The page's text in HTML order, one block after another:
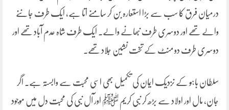
درمیان فرق کا سب سے بڑا استعارہ بن کر سامنے اتا ہے، ایک طرف جاننے
والے تھے اور دوسری طرف نبھانے والے۔ ایک طرف شاہ عدم آباد تھے اور
دوسری طرف دو منٹ کے تخت نشین جلاد تھے۔
سلطان باہو کے نزدیک ایمان کی تکمیل بھی اسی محبت سے وابستہ ہے۔ اگر
جان، مال اور اولاد سے بڑھ کر نبی کریم ﷺ اور آل نبی کی محبت دل میں موجود